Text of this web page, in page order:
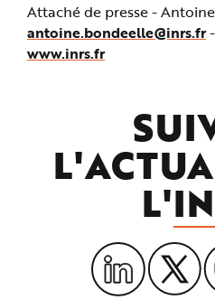
Attaché de presse -
antoine.bondeelle@inrs.fr-
www.inrs.fr
L'